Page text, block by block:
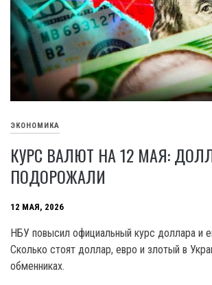
ЭКОНОМИКА
КУРС ВАЛЮТ НА 12 МАЯ:
ПОДОРОЖАЛИ
12 МАЯ, 2026
НБУ повысил официальный курс доллара и
Сколько стоят доллар, евро и злотый в
обменниках.